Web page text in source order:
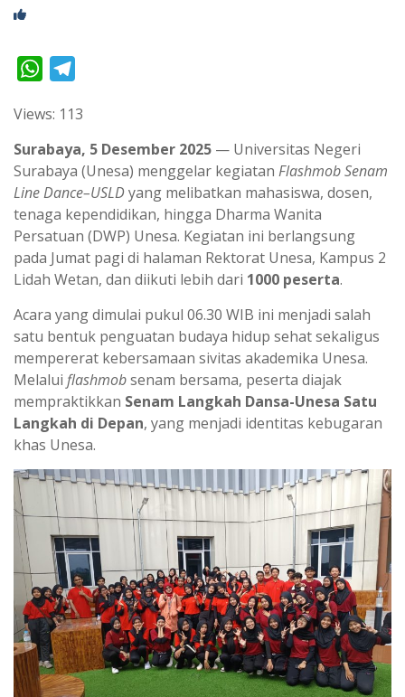
W
a
t
s
A
p
p
l
e
g
r
a
m
Views: 113
Surabaya, 5 Desember 2025 — Universitas Negeri
Surabaya (Unesa) menggelar kegiatan Flashmob Senam
Line Dance–USLDyang melibatkan mahasiswa, dosen,
tenaga kependidikan, hingga Dharma Wanita
Persatuan (DWP) Unesa. Kegiatan ini berlangsung
pada Jumat pagi di halaman Rektorat Unesa, Kampus 2
Lidah Wetan, dan diikuti lebih dari 1000 peserta.
Acara yang dimulai pukul 06.30 WIB ini menjadi salah
satu bentuk penguatan budaya hidup sehat sekaligus
mempererat kebersamaan sivitas akademika Unesa.
Melalui flashmobsenam bersama, peserta diajak
mempraktikkan Senam Langkah Dansa-Unesa Satu
Langkah di Depan, yang menjadi identitas kebugaran
khas Unesa.